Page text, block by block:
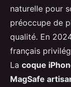
naturelle pour
préoccupe de
qualité. En
français
La coque
MagSafe